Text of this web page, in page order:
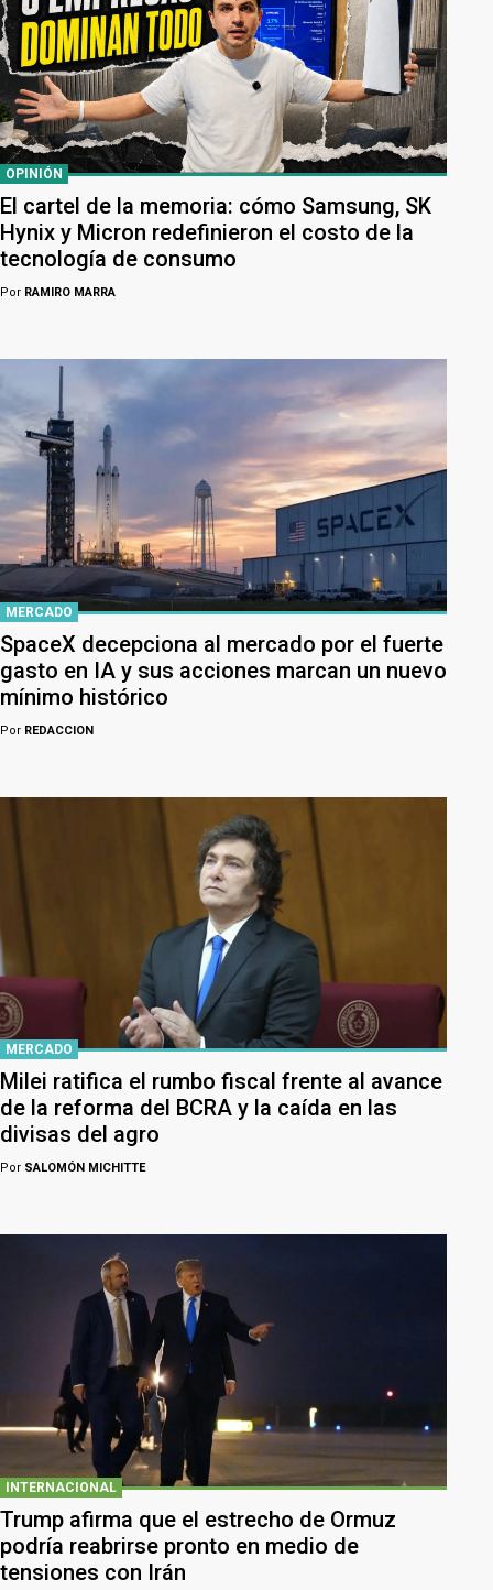
OPINIÓN
El cartel de la memoria: cómo Samsung, SK
Hynix y Micron redefinieron el costo de la
tecnología de consumo
Por RAMIRO MARRA
MERCADO
SpaceX decepciona al mercado por el fuerte
gasto en IA y sus acciones marcan un nuevo
mínimo histórico
Por REDACCION
MERCADO
Milei ratifica el rumbo fiscal frente al avance
de la reforma del BCRA y la caída en las
divisas del agro
Por SALOMÓN MICHITTE
INTERNACIONAL
Trump afirma que el estrecho de Ormuz
podría reabrirse pronto en medio de
tensiones con Irán